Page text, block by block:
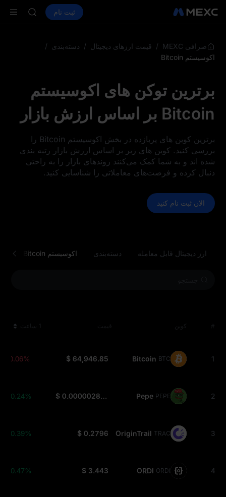
اسپات فیوچرز SPCX ثبت نام
SKYAI
صرافی MEXC / قیمت ارزهای دیجیتال / دسته‌بندی /
اکوسیستم Bitcoin
برترین توکن‌ های اکوسیستم
Bitcoin بر اساس ارزش بازار
برترین کوین‌ های پربازده در بخش اکوسیستم Bitcoin را
بررسی کنید. کوین‌ های زیر بر اساس ارزش بازار رتبه‌ بندی
شده‌ اند و به شما کمک می‌کنند روندهای بازار را به‌ راحتی
دنبال کرده و فرصت‌های معاملاتی را شناسایی کنید.
الان ثبت نام کنید
ارز دیجیتال قابل معامله دسته‌بندی اکوسیستم Bitcoin
# کوین قیمت 1 ساعت
1
Bitcoin BTC
$ 64,946.85
-0.06%
2
Pepe PEPE
$ 0.000002867
+0.24%
3
OriginTrail TRAC
$ 0.2796
+0.39%
4
ORDI ORDI
$ 3.443
+0.47%